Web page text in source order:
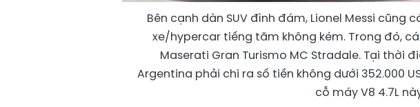
Bên cạnh dàn SUV đình đám, Lionel Messi cũng
xe/hypercar tiếng tăm không kém. Trong đó,
Maserati Gran Turismo MC Stradale. Tại thời
Argentina phải chi ra số tiền không dưới 352.000
cỗ máy V8 4.7L